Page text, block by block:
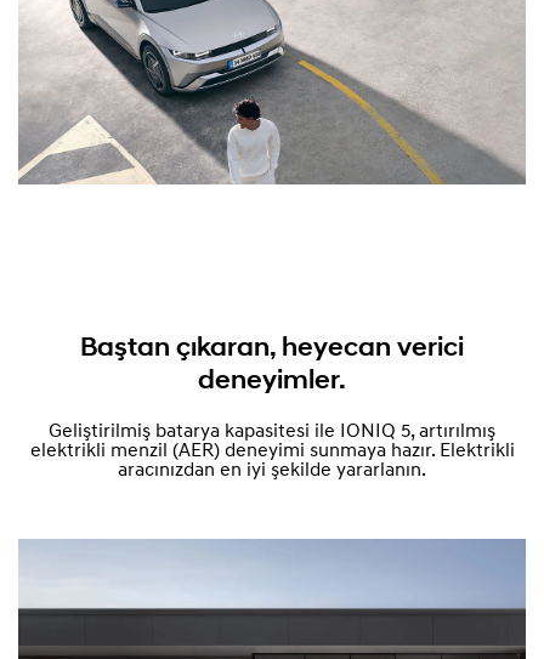
Baştan çıkaran, heyecan verici
deneyimler.
Geliştirilmiş batarya kapasitesi ile IONIQ 5, artırılmış
elektrikli menzil (AER) deneyimi sunmaya hazır. Elektrikli
aracınızdan en iyi şekilde yararlanın.